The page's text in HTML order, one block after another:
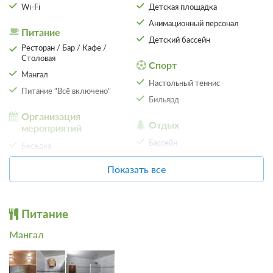
5 фото
2-х комн. улучш.
Wi-Fi
Питание
Ресторан / Бар / Кафе /
Столовая
Мангал
Питание "Всё включено"
Организация
мероприятий
Беседка
Детская площадка
Анимационный персонал
Детский бассейн
Спорт
Настольный теннис
Бильярд
Отдых
Бассейн
Настольные игры
SPA
Показать все
Питание
Мангал